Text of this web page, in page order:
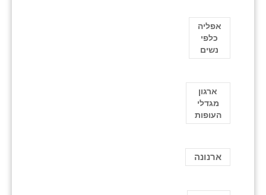
אפליה
כלפי
נשים
ארגון
מגדלי
העופות
ארנונה